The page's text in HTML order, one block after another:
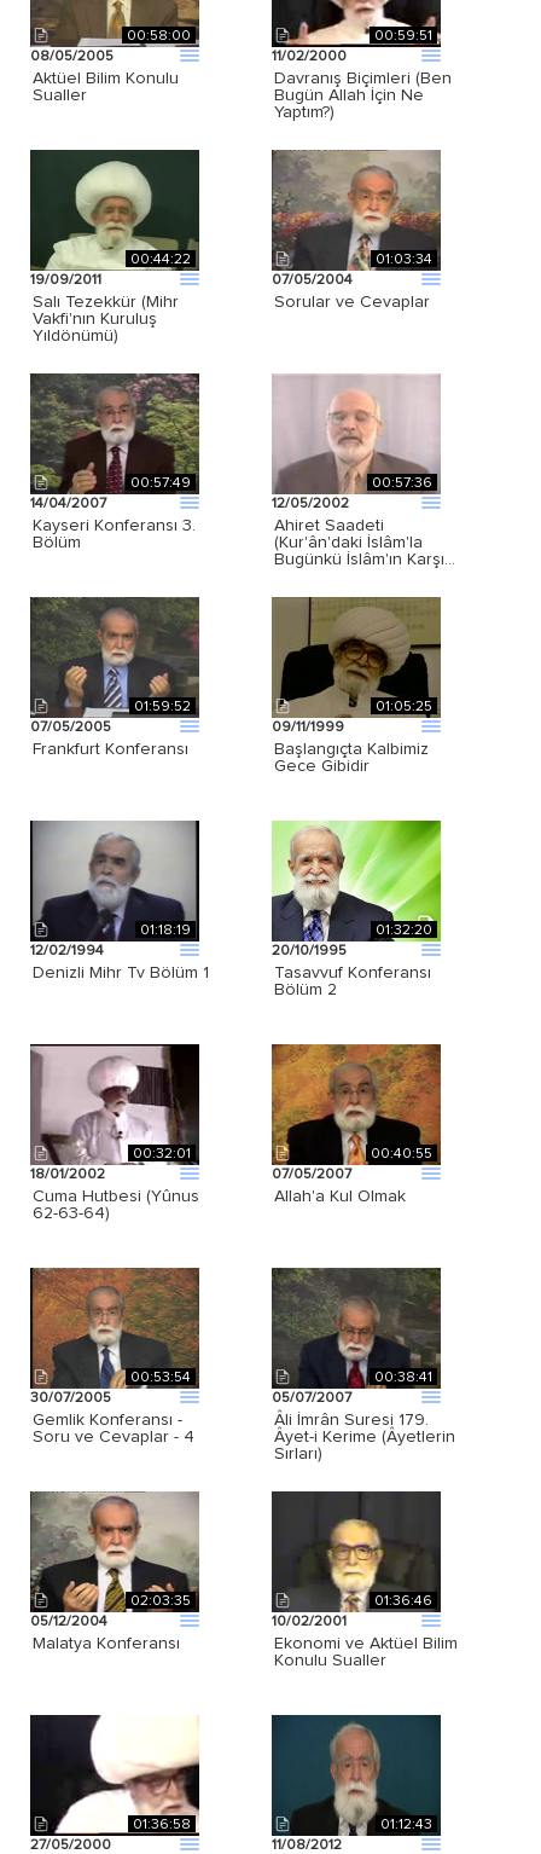
00:58:00
08/05/2005
Aktüel Bilim Konulu
Sualler
00:59:51
11/02/2000
Davranış Biçimleri (Ben
Bugün Allah İçin Ne
Yaptım?)
00:44:22
19/09/2011
Salı Tezekkür (Mihr
Vakfi'nın Kuruluş
Yıldönümü)
01:03:34
07/05/2004
Sorular ve Cevaplar
00:57:49
14/04/2007
Kayseri Konferansı 3.
Bölüm
00:57:36
12/05/2002
Ahiret Saadeti
(Kur'ân'daki İslâm'la
Bugünkü İslâm'ın Karşı…
01:59:52
07/05/2005
Frankfurt Konferansı
01:05:25
09/11/1999
Başlangıçta Kalbimiz
Gece Gibidir
01:18:19
12/02/1994
Denizli Mihr Tv Bölüm 1
01:32:20
20/10/1995
Tasavvuf Konferansı
Bölüm 2
00:32:01
18/01/2002
Cuma Hutbesi (Yûnus
62-63-64)
00:40:55
07/05/2007
Allah'a Kul Olmak
00:53:54
30/07/2005
Gemlik Konferansı -
Soru ve Cevaplar - 4
00:38:41
05/07/2007
Âli İmrân Suresi 179.
Âyet-i Kerime (Âyetlerin
Sırları)
02:03:35
05/12/2004
Malatya Konferansı
01:36:46
10/02/2001
Ekonomi ve Aktüel Bilim
Konulu Sualler
01:36:58
27/05/2000
01:12:43
11/08/2012